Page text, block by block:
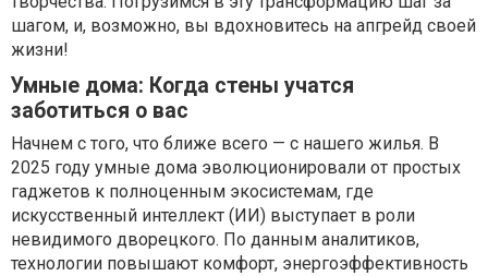
шагом, и, возможно, вы вдохновитесь на апгрейд своей
жизни!
Умные дома: Когда стены учатся
заботиться о вас
Начнем с того, что ближе всего — с нашего жилья. В
2025 году умные дома эволюционировали от простых
гаджетов к полноценным экосистемам, где
искусственный интеллект (ИИ) выступает в роли
невидимого дворецкого. По данным аналитиков,
технологии повышают комфорт, энергоэффективность